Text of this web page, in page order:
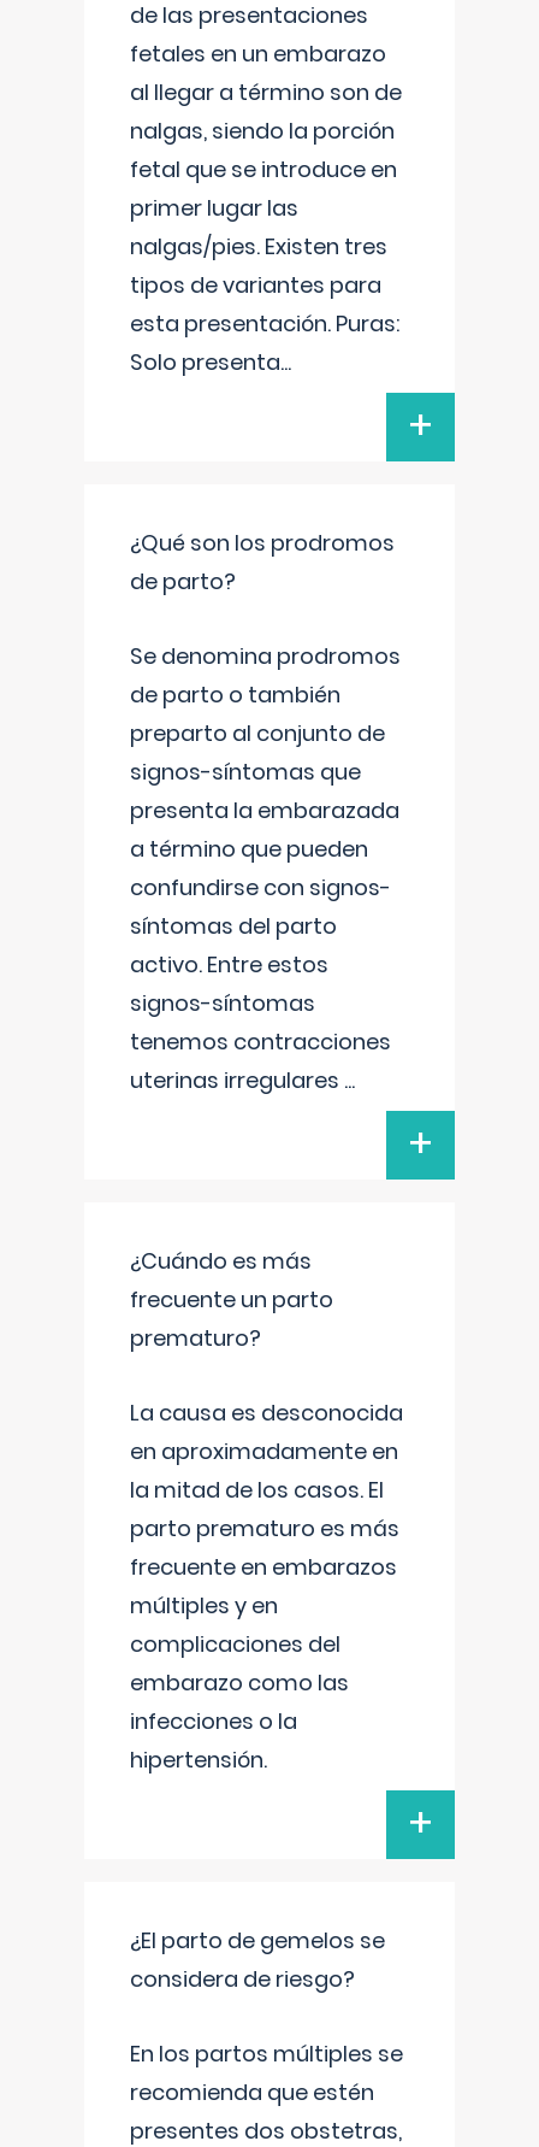
de las presentaciones
fetales en un embarazo
al llegar a término son de
nalgas, siendo la porción
fetal que se introduce en
primer lugar las
nalgas/pies. Existen tres
tipos de variantes para
esta presentación. Puras:
Solo presenta...
+
¿Qué son los prodromos
de parto?
Se denomina prodromos
de parto o también
preparto al conjunto de
signos-síntomas que
presenta la embarazada
a término que pueden
confundirse con signos-
síntomas del parto
activo. Entre estos
signos-síntomas
tenemos contracciones
uterinas irregulares ...
+
¿Cuándo es más
frecuente un parto
prematuro?
La causa es desconocida
en aproximadamente en
la mitad de los casos. El
parto prematuro es más
frecuente en embarazos
múltiples y en
complicaciones del
embarazo como las
infecciones o la
hipertensión.
+
¿El parto de gemelos se
considera de riesgo?
En los partos múltiples se
recomienda que estén
presentes dos obstetras,